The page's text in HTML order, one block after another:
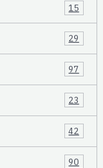
15
29
97
23
42
90